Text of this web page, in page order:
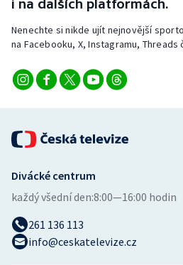
i na dalších platformách.
Nenechte si nikde ujít nejnovější
na Facebooku, X, Instagramu, Threads
Divácké centrum
každý všední den:8:00—16:00 hodin
261 136 113
info@ceskatelevize.cz